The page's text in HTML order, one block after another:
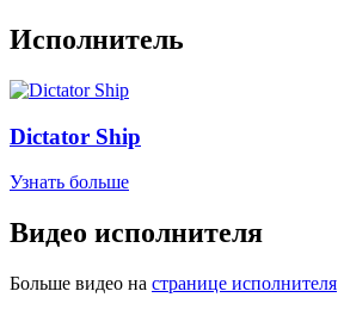
Исполнитель
Dictator Ship
Узнать больше
Видео исполнителя
Больше видео на странице исполнителя